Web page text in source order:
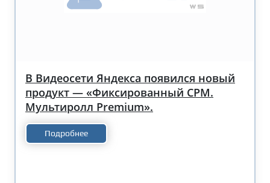
В Видеосети Яндекса появился новый
продукт — «Фиксированный CPM.
Мультиролл Premium».
Подробнее